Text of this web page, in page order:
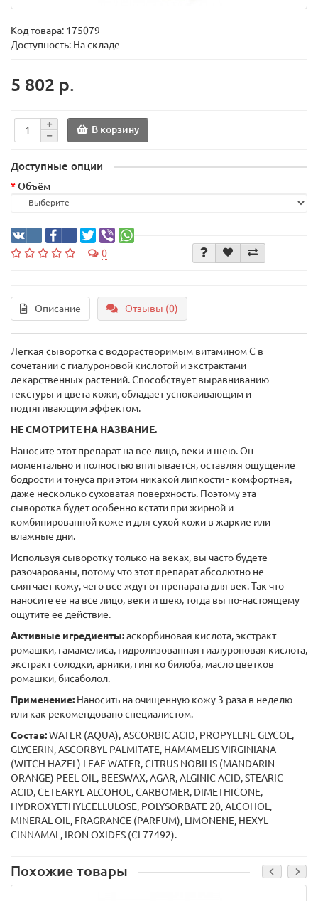
Код товара: 175079
Доступность: На складе
5 802 р.
В корзину
Доступные опции
Объём
0
Описание Отзывы (0)
Легкая сыворотка с водорастворимым витамином С в
сочетании с гиалуроновой кислотой и экстрактами
лекарственных растений. Способствует выравниванию
текстуры и цвета кожи, обладает успокаивающим и
подтягивающим эффектом.
НЕ СМОТРИТЕ НА НАЗВАНИЕ.
Наносите этот препарат на все лицо, веки и шею. Он
моментально и полностью впитывается, оставляя ощущение
бодрости и тонуса при этом никакой липкости - комфортная,
даже несколько суховатая поверхность. Поэтому эта
сыворотка будет особенно кстати при жирной и
комбинированной коже и для сухой кожи в жаркие или
влажные дни.
Используя сыворотку только на веках, вы часто будете
разочарованы, потому что этот препарат абсолютно не
смягчает кожу, чего все ждут от препарата для век. Так что
наносите ее на все лицо, веки и шею, тогда вы по-настоящему
ощутите ее действие.
Активные игредиенты:аскорбиновая кислота, экстракт
ромашки, гамамелиса, гидролизованная гиалуроновая кислота,
экстракт солодки, арники, гингко билоба, масло цветков
ромашки, бисаболол.
Применение: Наносить на очищенную кожу 3 раза в неделю
или как рекомендовано специалистом.
Состав:WATER (AQUA), ASCORBIC ACID, PROPYLENE GLYCOL,
GLYCERIN, ASCORBYL PALMITATE, HAMAMELIS VIRGINIANA
(WITCH HAZEL) LEAF WATER, CITRUS NOBILIS (MANDARIN
ORANGE) PEEL OIL, BEESWAX, AGAR, ALGINIC ACID, STEARIC
ACID, CETEARYL ALCOHOL, CARBOMER, DIMETHICONE,
HYDROXYETHYLCELLULOSE, POLYSORBATE 20, ALCOHOL,
MINERAL OIL, FRAGRANCE (PARFUM), LIMONENE, HEXYL
CINNAMAL, IRON OXIDES (CI 77492).
Похожие товары